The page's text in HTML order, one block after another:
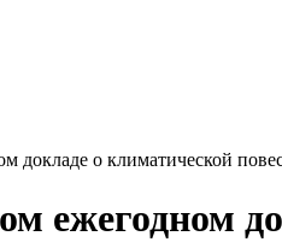
докладе о климатической
ежегодном